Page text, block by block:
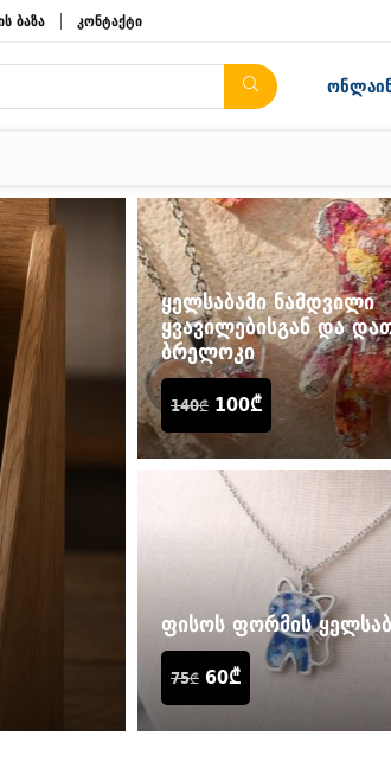
ბაზა კონტაქტი
ყელსაბამი ნამდვილი
ყვავილებისგან და
ბრელოკი
140₾ 100₾
ფისოს ფორმის
75₾ 60₾